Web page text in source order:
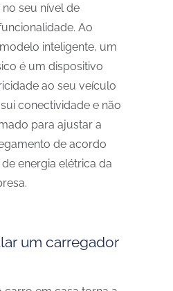
seu nível de
Ao
inteligente, um
é um dispositivo
ao seu veículo
conectividade e não
para ajustar a
de acordo
energia elétrica da
um carregador